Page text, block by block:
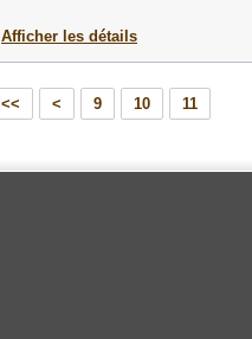
Afficher les détails
<< < 9 10 11